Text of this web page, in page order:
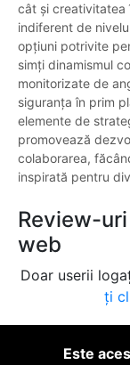
cât și creativitatea
indiferent de
opțiuni potrivite
simți dinamismul
monitorizate de
siguranța în prim
elemente de
promovează
colaborarea,
inspirată pentru
Review-
web
Doar userii
ți
Este